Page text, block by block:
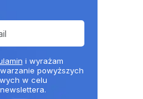
i wyrażam
powyższych
w celu